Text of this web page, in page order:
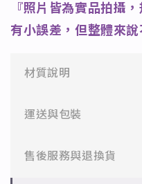
『照片皆為實品拍攝
有小誤差，但整體來說
材質說明
✻ 316L不鏽鋼
✻ 925純銀
運送與包裝
一般會員：一件即享免
售後服務與退換貨